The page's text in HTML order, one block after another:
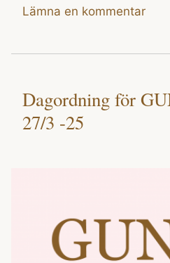
Lämna en kommentar
Dagordning för
27/3 -25